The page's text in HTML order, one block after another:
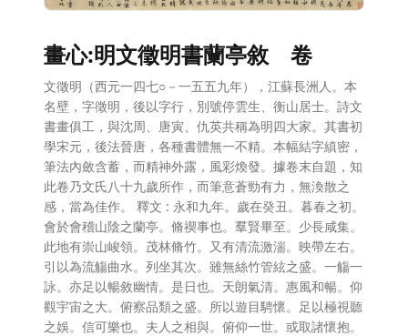
畫心:明文徵明書蘭亭敘 卷
文徵明（西元一四七○－一五五九年），江蘇長洲人。本
名壁，字徵明，後以字行，別號停雲生、衡山居士。詩文
書畫俱工，與沈周、唐寅、仇英共稱為明四大家。其書初
學宋元，後法晉唐，各種書體無一不精。本幅結字縝密，
筆法內斂含蓄，而精神外露，風彩煥發。據卷末自題，知
此卷乃文氏八十九歲所作，而筆意蒼勁有力，無渙散之
感，當為佳作。 釋文 : 永和九年。歲在癸丑。暮春之初。
會於會稽山陰之蘭亭。脩禊事也。羣賢畢至。少長咸集。
此地有崇山峻領。茂林脩竹。又有清流激湍。映帶左右。
引以為流觴曲水。列坐其次。雖無絲竹管絃之盛。一觴一
詠。亦足以暢敘幽情。是日也。天朗氣清。惠風和暢。仰
觀宇宙之大。俯察品類之盛。所以遊目騁懷。足以極視聽
之娛。信可樂也。夫人之相與。俯仰一世。或取諸懷抱。